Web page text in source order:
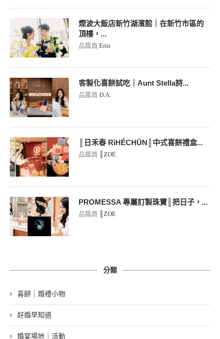
煙波大飯店新竹湖濱館｜在新竹市區的
頂樓，...
品鑑員 Erin
客製化喜餅試吃｜Aunt Stella詩...
品鑑員 D.A.
║日禾春 RìHÉCHŪN║中式喜餅禮盒...
品鑑員 ║ZOE
PROMESSA 專屬訂製珠寶║把日子，...
品鑑員 ║ZOE
分類
喜餅｜婚禮小物
好婚早知道
婚宴場地｜活動